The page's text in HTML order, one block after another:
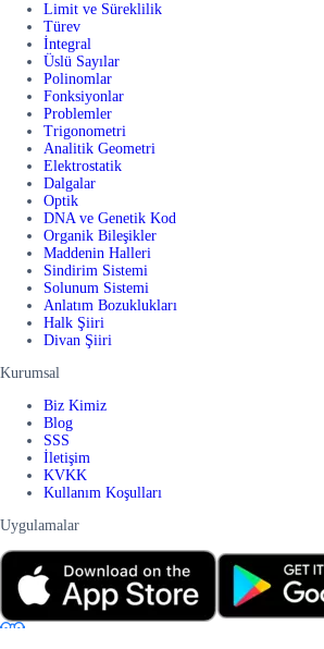
Limit ve Süreklilik
Türev
İntegral
Üslü Sayılar
Polinomlar
Fonksiyonlar
Problemler
Trigonometri
Analitik Geometri
Elektrostatik
Dalgalar
Optik
DNA ve Genetik Kod
Organik Bileşikler
Maddenin Halleri
Sindirim Sistemi
Solunum Sistemi
Anlatım Bozuklukları
Halk Şiiri
Divan Şiiri
Kurumsal
Biz Kimiz
Blog
SSS
İletişim
KVKK
Kullanım Koşulları
Uygulamalar